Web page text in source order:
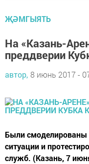
ҖӘМГЫЯТЬ
На «Казань-
преддверии
автор, 8 июнь 2017 -
Были смоделированы
ситуации и
служб. (Казань, 7